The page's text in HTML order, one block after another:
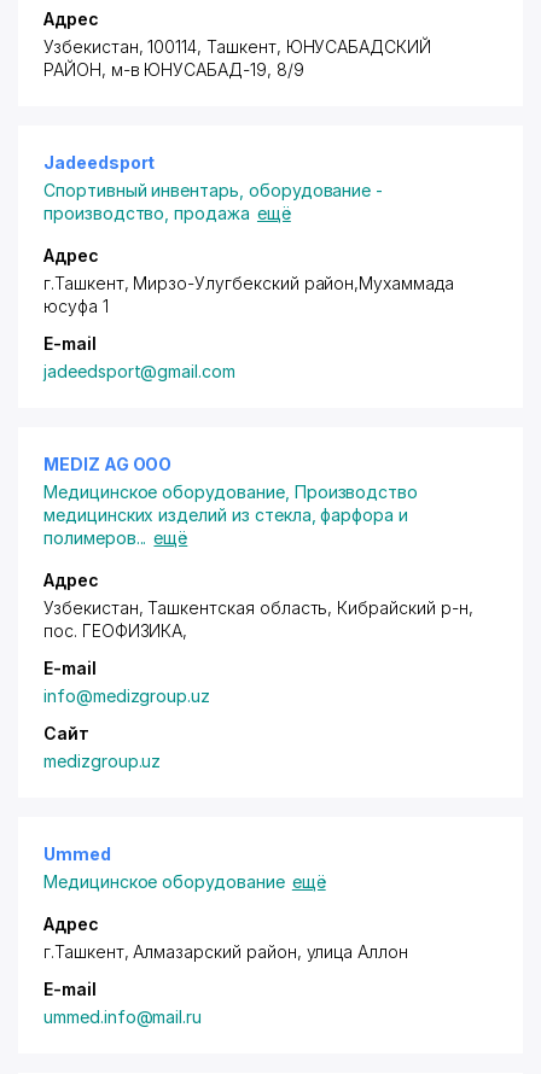
Адрес
Узбекистан, 100114, Ташкент, ЮНУСАБАДСКИЙ
РАЙОН, м-в ЮНУСАБАД-19, 8/9
Jadeedsport
Спортивный инвентарь, оборудование -
производство, продажа ещё
Адрес
г.Ташкент, Мирзо-Улугбекский район,Мухаммада
юсуфа 1
E-mail
jadeedsport@gmail.com
MEDIZ AG ООО
Медицинское оборудование, Производство
медицинских изделий из стекла, фарфора и
полимеров... ещё
Адрес
Узбекистан, Ташкентская область, Кибрайский р-н,
пос. ГЕОФИЗИКА,
E-mail
info@medizgroup.uz
Сайт
medizgroup.uz
Ummed
Медицинское оборудование ещё
Адрес
г.Ташкент,Алмазарский район, улица Аллон
E-mail
ummed.info@mail.ru